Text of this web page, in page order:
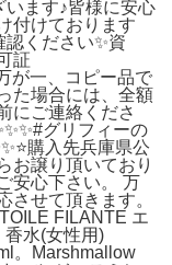
います♪皆様に安心
付けております
ください✨資
証
が一、コピー品で
た場合には、全額
にご連絡くださ
グリフィーの
購入先兵庫県公
お譲り頂いており
安心下さい。 万
させて頂きます。
FILANTE エ
香水(女性用)
。Marshmallow